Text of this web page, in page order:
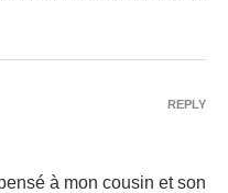
à mon cousin et son
REPLY